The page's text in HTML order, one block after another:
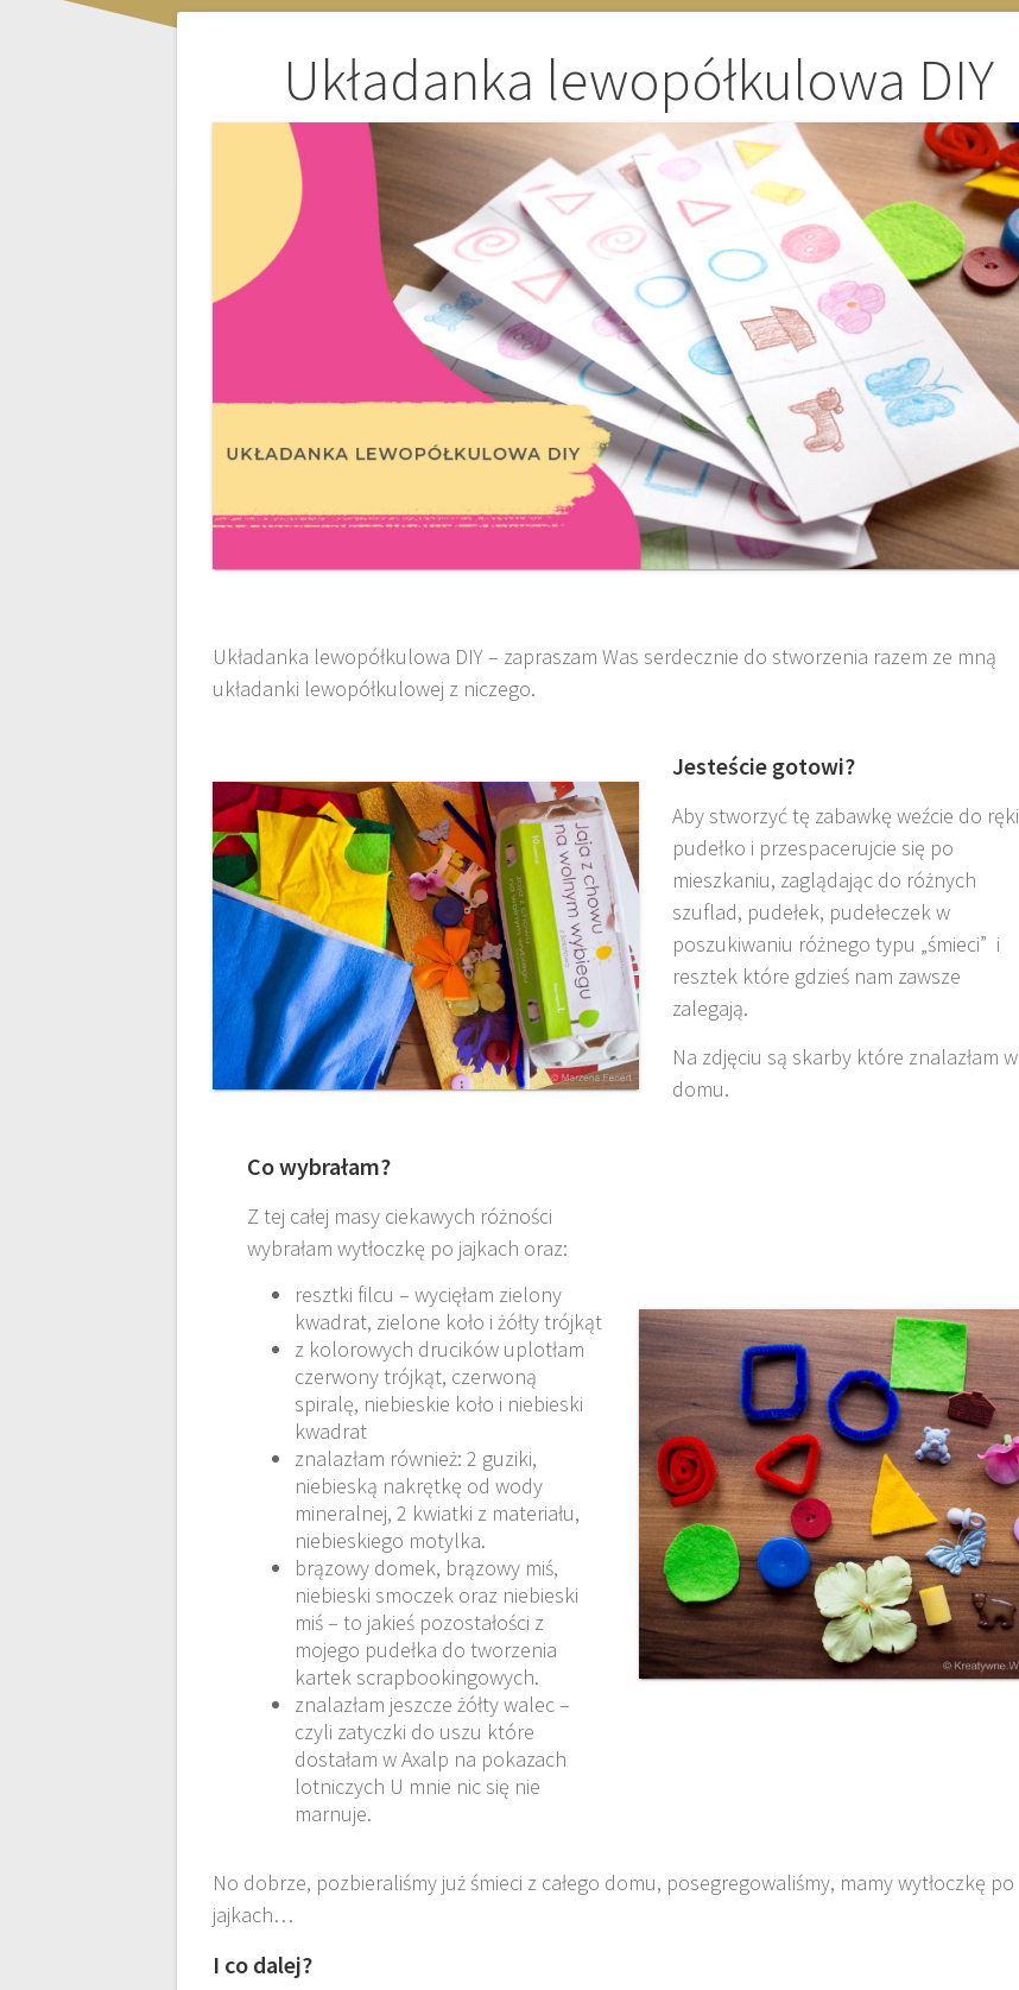
Układanka lewopółkulowa DIY
Układanka lewopółkulowa DIY – zapraszam Was serdecznie do stworzenia razem ze mną
układanki lewopółkulowej z niczego.
Jesteście gotowi?
Aby stworzyć tę zabawkę weźcie do ręki
pudełko i przespacerujcie się po
mieszkaniu, zaglądając do różnych
szuflad, pudełek, pudełeczek w
poszukiwaniu różnego typu „śmieci” i
resztek które gdzieś nam zawsze
zalegają.
Na zdjęciu są skarby które znalazłam w
domu.
Co wybrałam?
Z tej całej masy ciekawych różności
wybrałam wytłoczkę po jajkach oraz:
resztki filcu – wycięłam zielony
kwadrat, zielone koło i żółty trójkąt
z kolorowych drucików uplotłam
czerwony trójkąt, czerwoną
spiralę, niebieskie koło i niebieski
kwadrat
znalazłam również: 2 guziki,
niebieską nakrętkę od wody
mineralnej, 2 kwiatki z materiału,
niebieskiego motylka.
brązowy domek, brązowy miś,
niebieski smoczek oraz niebieski
miś – to jakieś pozostałości z
mojego pudełka do tworzenia
kartek scrapbookingowych.
znalazłam jeszcze żółty walec –
czyli zatyczki do uszu które
dostałam w Axalp na pokazach
lotniczych U mnie nic się nie
marnuje.
No dobrze, pozbieraliśmy już śmieci z całego domu, posegregowaliśmy, mamy wytłoczkę po
jajkach…
I co dalej?
Nawigacja
wpisu